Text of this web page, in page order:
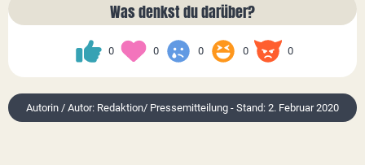
Was denkst du darüber?
0 0 0 0 0
Autorin / Autor: Redaktion/ Pressemitteilung - Stand: 2. Februar 2020